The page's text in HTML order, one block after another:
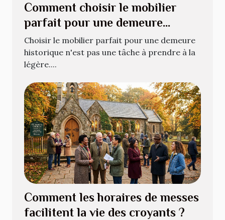
Comment choisir le mobilier
parfait pour une demeure
historique ?
Choisir le mobilier parfait pour une demeure
historique n'est pas une tâche à prendre à la
légère....
Comment les horaires de messes
facilitent la vie des croyants ?